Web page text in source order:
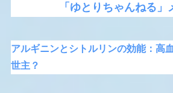
「ゆとりちゃんねる」
アルギニンとシトルリンの効能：高
世主？